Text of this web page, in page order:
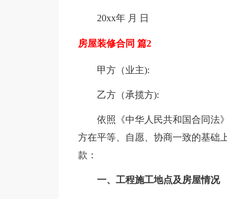
20xx年 月 日
房屋装修合同 篇2
甲方（业主):
乙方（承揽方):
依照《中华人民共和国合同法
方在平等、自愿、协商一致的基础
款：
一、工程施工地点及房屋情况